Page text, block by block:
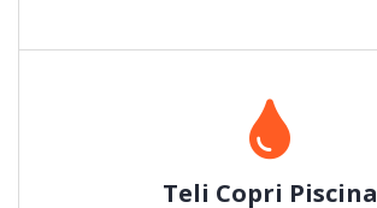
Teli Copri Piscina